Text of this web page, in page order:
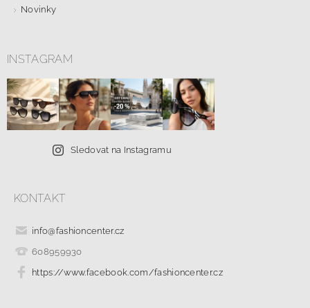
Novinky
INSTAGRAM
Sledovat na Instagramu
KONTAKT
info@fashioncenter.cz
608959930
https://www.facebook.com/fashioncenter.cz